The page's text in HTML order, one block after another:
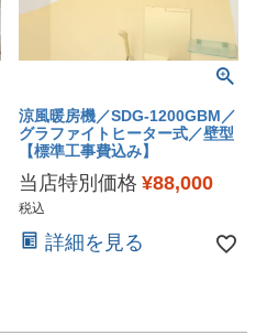
涼風暖房機／SDG-1200GBM／
グラファイトヒーター式／壁型
【標準工事費込み】
当店特別価格 ¥88,000
税込
詳細を見る